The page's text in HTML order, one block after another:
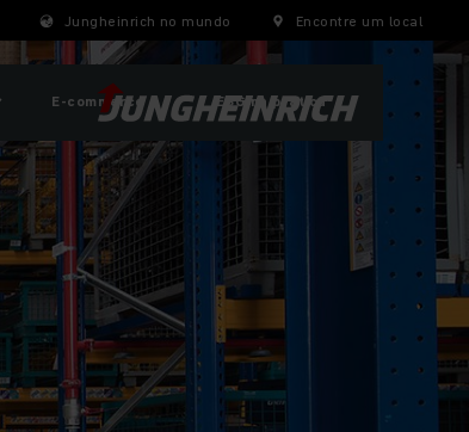
Jungheinrich no mundo Encontre um local
E-commerce ESG na prática